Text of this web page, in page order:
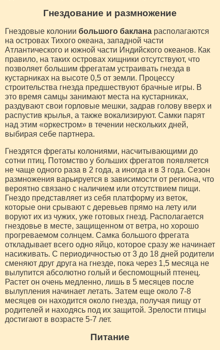
Гнездование и размножение
Гнездовые колонии большого баклана располагаются
на островах Тихого океана, западной части
Атлантического и южной части Индийского океанов. Как
правило, на таких островах хищники отсутствуют, что
позволяет большим фрегатам устраивать гнезда в
кустарниках на высоте 0,5 от земли. Процессу
строительства гнезда предшествуют брачные игры. В
это время самцы занимают места на кустарниках,
раздувают свои горловые мешки, задрав голову вверх и
распустив крылья, а также вокализируют. Самки парят
над этим «оркестром» в течении нескольких дней,
выбирая себе партнера.
Гнездятся фрегаты колониями, насчитывающими до
сотни птиц. Потомство у больших фрегатов появляется
не чаще одного раза в 2 года, а иногда и в 3 года. Сезон
размножения варьируется в зависимости от региона, что
вероятно связано с наличием или отсутствием пищи.
Гнездо представляет из себя платформу из веток,
которые они срывают с деревьев прямо на лету или
воруют их из чужих, уже готовых гнезд. Располагается
гнездовье в месте, защищенном от ветра, но хорошо
прогреваемом солнцем. Самка большого фрегата
откладывает всего одно яйцо, которое сразу же начинает
насиживать. С периодичностью от 3 до 18 дней родители
сменяют друг друга на гнезде, пока через 1,5 месяца не
вылупится абсолютно голый и беспомощный птенец.
Растет он очень медленно, лишь в 5 месяцев после
вылупления начинает летать. Затем еще около 7-8
месяцев он находится около гнезда, получая пищу от
родителей и находясь под их защитой. Зрелости птицы
достигают в возрасте 5-7 лет.
Питание